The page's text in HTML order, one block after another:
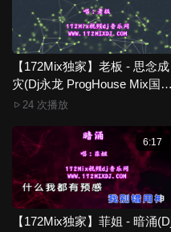
【172Mix独家】老板 - 思念成
灾(Dj永龙 ProgHouse Mix国语
男)新无心睡眠鼓
24 次播放
6:17
【172Mix独家】菲姐 - 暗涌